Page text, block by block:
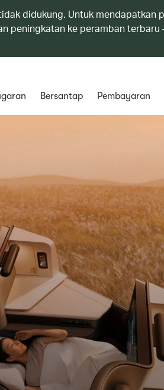
didukung. Untuk mendapatkan
peningkatan ke peramban terbaru
Bersantap Pembayaran